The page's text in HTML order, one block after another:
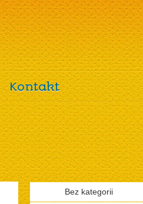
Kontakt
Bez kategorii